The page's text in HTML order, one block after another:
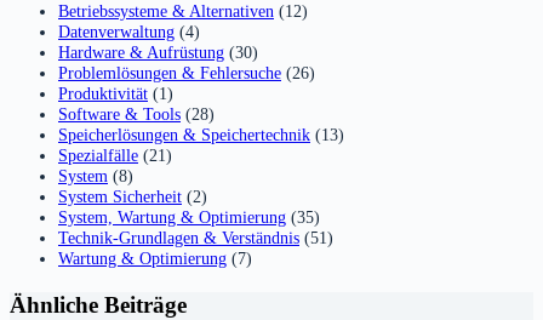
Betriebssysteme & Alternativen (12)
Datenverwaltung (4)
Hardware & Aufrüstung (30)
Problemlösungen & Fehlersuche (26)
Produktivität (1)
Software & Tools (28)
Speicherlösungen & Speichertechnik (13)
Spezialfälle (21)
System (8)
System Sicherheit (2)
System, Wartung & Optimierung (35)
Technik-Grundlagen & Verständnis (51)
Wartung & Optimierung (7)
Ähnliche Beiträge